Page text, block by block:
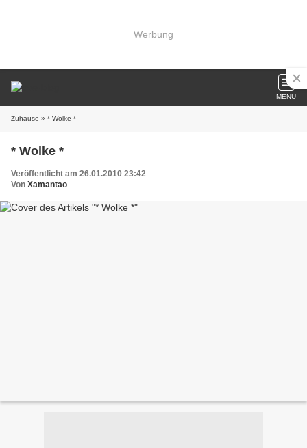
Werbung
MENU
Zuhause » * Wolke *
* Wolke *
Veröffentlicht am 26.01.2010 23:42
Von Xamantao